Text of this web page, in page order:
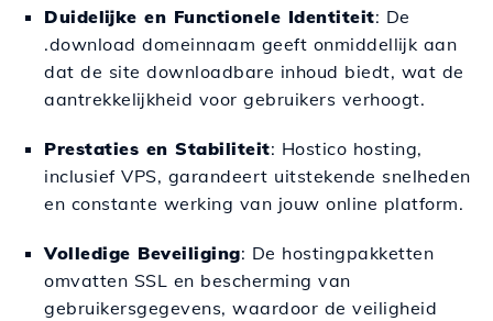
Duidelijke en Functionele Identiteit: De
.download domeinnaam geeft onmiddellijk aan
dat de site downloadbare inhoud biedt, wat de
aantrekkelijkheid voor gebruikers verhoogt.
Prestaties en Stabiliteit: Hostico hosting,
inclusief VPS, garandeert uitstekende snelheden
en constante werking van jouw online platform.
Volledige Beveiliging: De hostingpakketten
omvatten SSL en bescherming van
gebruikersgegevens, waardoor de veiligheid